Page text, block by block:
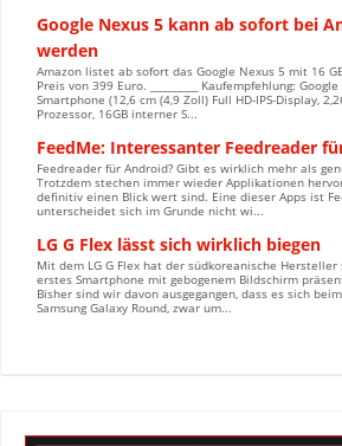
Google Nexus 5 kann ab sofort bei
werden
Amazon listet ab sofort das Google Nexus 5 mit 16
Preis von 399 Euro. __________ Kaufempfehlung:
Smartphone (12,6 cm (4,9 Zoll) Full HD-IPS-Display,
Prozessor, 16GB interner S...
FeedMe: Interessanter Feedreader
Feedreader für Android? Gibt es wirklich mehr als
Trotzdem stechen immer wieder Applikationen
definitiv einen Blick wert sind. Eine dieser Apps ist
unterscheidet sich im Grunde nicht wi...
LG G Flex lässt sich wirklich biegen
Mit dem LG G Flex hat der südkoreanische Hersteller
erstes Smartphone mit gebogenem Bildschirm
Bisher sind wir davon ausgegangen, dass es sich
Samsung Galaxy Round, zwar um...